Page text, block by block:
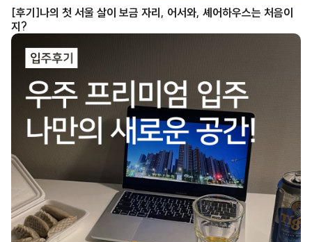
[후기]나의 첫 서울 살이 보금 자리, 어서와, 셰어하우스는 처음이
지?